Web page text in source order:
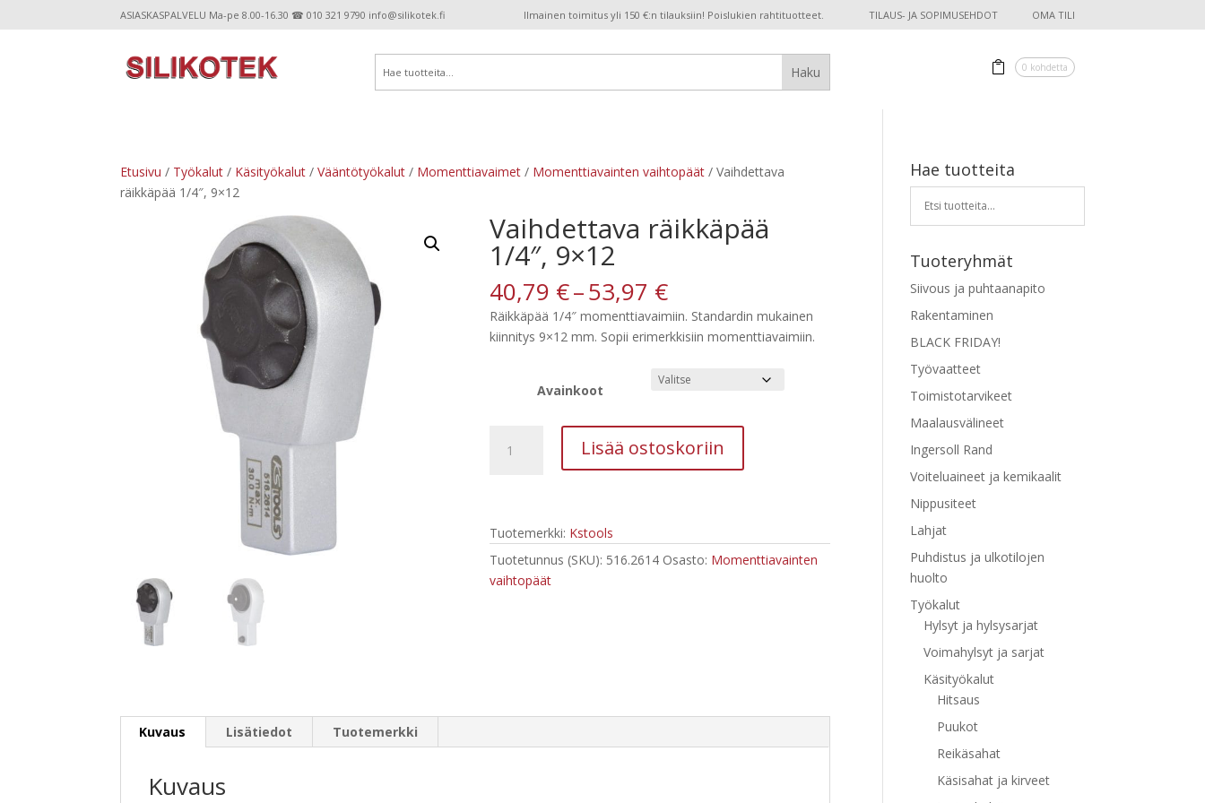
ASIASKASPALVELU Ma-pe 8.00-16.30 ☎ 010 321 9790 info@silikotek.fi Ilmainen toimitus yli 150 €:n tilauksiin! Poislukien rahtituotteet. TILAUS- JA SOPIMUSEHDOT OMA TILI
0 kohdetta
Etusivu / Työkalut / Käsityökalut /Vääntötyökalut / Momenttiavaimet / Momenttiavainten vaihtopäät / Vaihdettava
räikkäpää 1/4″, 9×12
Vaihdettava räikkäpää
1/4″, 9×12
40,79 €–53,97 €Hintaluokka:
40,79 €
-
53,97 €
Räikkäpää 1/4″ momenttiavaimiin. Standardin mukainen
kiinnitys 9×12 mm. Sopii erimerkkisiin momenttiavaimiin.
Avainkoot
räikkäpää
Lisää ostoskoriin
Tuotemerkki: Kstools
Tuotetunnus (SKU): 516.2614 Osasto: Momenttiavainten
vaihtopäät
Kuvaus Lisätiedot Tuotemerkki
Kuvaus
Hae tuotteita
Tuoteryhmät
Siivous ja puhtaanapito
Rakentaminen
BLACK FRIDAY!
Työvaatteet
Toimistotarvikeet
Maalausvälineet
Ingersoll Rand
Voiteluaineet ja kemikaalit
Nippusiteet
Lahjat
Puhdistus ja ulkotilojen
huolto
Työkalut
Hylsyt ja hylsysarjat
Voimahylsyt ja sarjat
Käsityökalut
Hitsaus
Puukot
Reikäsahat
Käsisahat ja kirveet